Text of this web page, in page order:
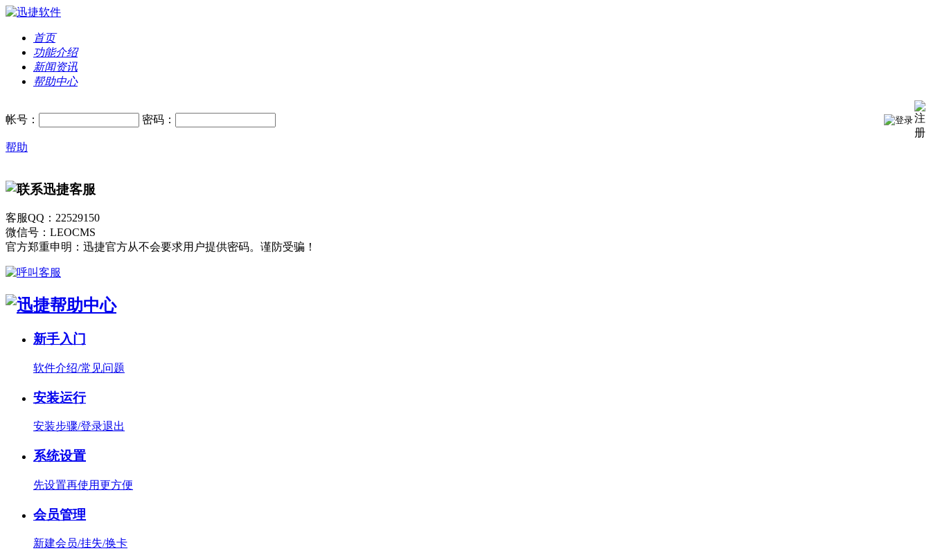
首页
功能介绍
新闻资讯
帮助中心
帐号： 密码：
帮助
客服QQ：22529150
微信号：LEOCMS
官方郑重申明：迅捷官方从不会要求用户提供密码。谨防受骗！
新手入门
软件介绍/常见问题
安装运行
安装步骤/登录退出
系统设置
先设置再使用更方便
会员管理
新建会员/挂失/换卡